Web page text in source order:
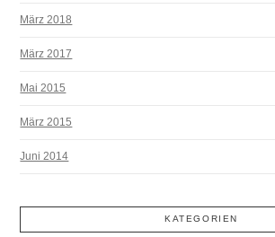
März 2018
März 2017
Mai 2015
März 2015
Juni 2014
KATEGORIEN